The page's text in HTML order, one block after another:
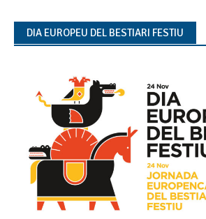
DIA EUROPEU DEL BESTIARI FESTIU